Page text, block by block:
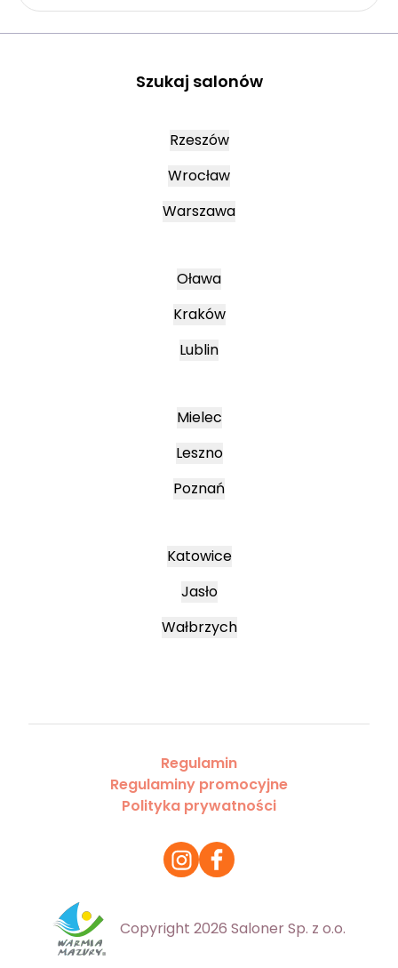
Szukaj salonów
Rzeszów
Wrocław
Warszawa
Oława
Kraków
Lublin
Mielec
Leszno
Poznań
Katowice
Jasło
Wałbrzych
Regulamin
Regulaminy promocyjne
Polityka prywatności
Copyright 2026 Saloner Sp. z o.o.